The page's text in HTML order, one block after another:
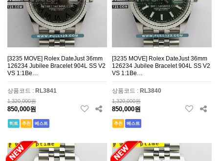
[3235 MOVE] Rolex DateJust 36mm
126234 Jubilee Bracelet 904L SS V2
VS 1:1Be…
상품코드 : RL3841
1,320,000원
850,000원
히트 추천 베스트
[3235 MOVE] Rolex DateJust 36mm
126234 Jubilee Bracelet 904L SS V2
VS 1:1Be…
상품코드 : RL3840
1,320,000원
850,000원
추천 베스트